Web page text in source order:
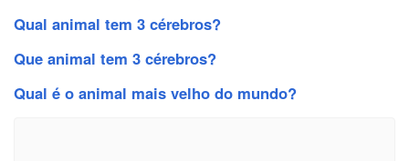
Qual animal tem 3 cérebros?
Que animal tem 3 cérebros?
Qual é o animal mais velho do mundo?